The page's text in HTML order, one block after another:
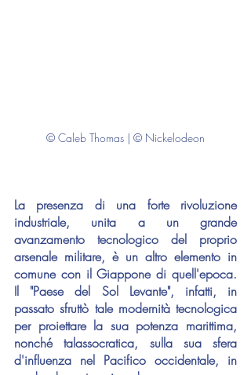
© Caleb Thomas | © Nickelodeon
La presenza di una forte rivoluzione
industriale, unita a un grande
avanzamento tecnologico del proprio
arsenale militare, è un altro elemento in
comune con il Giappone di quell'epoca.
Il "Paese del Sol Levante", infatti, in
passato sfruttò tale modernità tecnologica
per proiettare la sua potenza marittima,
nonché talassocratica, sulla sua sfera
d'influenza nel Pacifico occidentale, in